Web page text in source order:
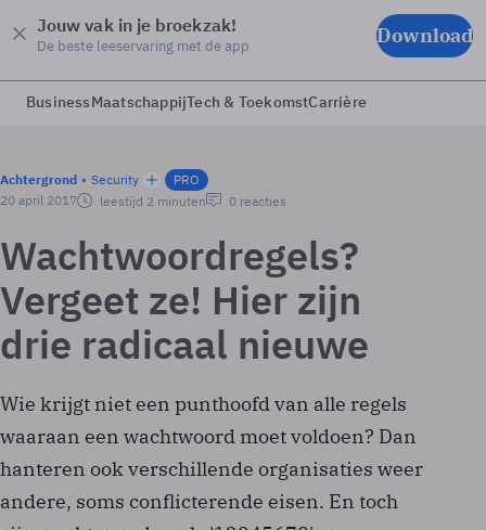
Jouw vak in je broekzak!
De beste leeservaring met de app Download
BusinessMaatschappijTech & ToekomstCarrière
Achtergrond Security
PRO
20 april 2017
leestijd 2 minuten 0 reacties
Wachtwoordregels?
Vergeet ze! Hier zijn
drie radicaal nieuwe
Wie krijgt niet een punthoofd van alle regels
waaraan een wachtwoord moet voldoen? Dan
hanteren ook verschillende organisaties weer
andere, soms conflicterende eisen. En toch